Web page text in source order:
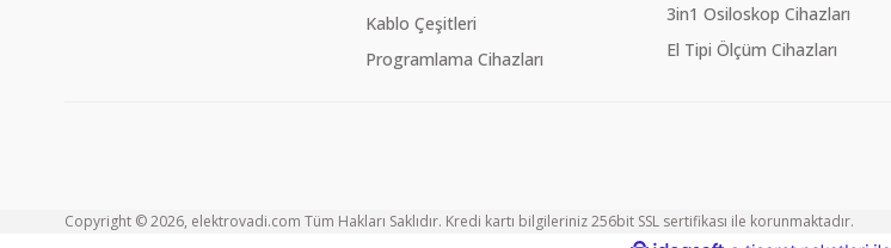
Kablo Çeşitleri
Programlama Cihazları
3in1 Osiloskop Cihazları
El Tipi Ölçüm Cihazları
Copyright © 2026, elektrovadi.com Tüm Hakları Saklıdır. Kredi kartı bilgileriniz 256bit SSL sertifikası ile korunmaktadır.